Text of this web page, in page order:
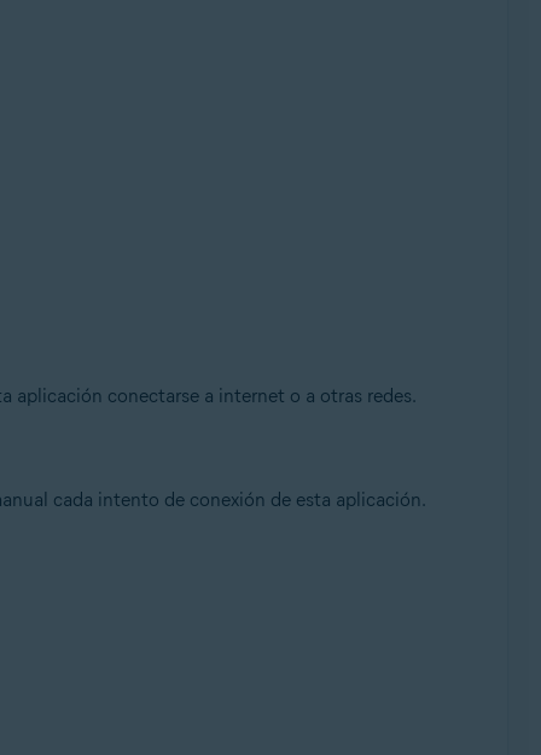
aplicación conectarse a internet o a otras redes.
cada intento de conexión de esta aplicación.